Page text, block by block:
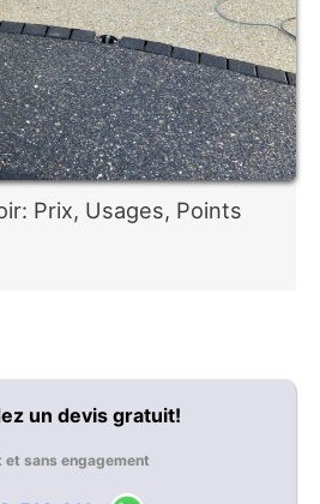
Prix, Usages, Points
un devis gratuit!
et sans engagement